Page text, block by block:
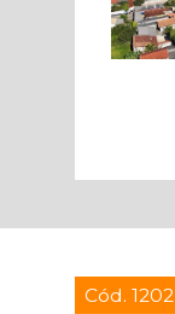
Cód. 1202